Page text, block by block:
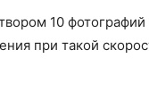
10
при такой